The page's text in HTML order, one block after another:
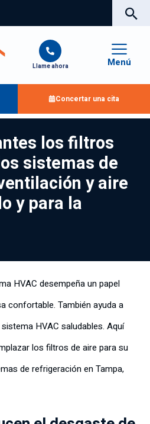
Llame ahora Menú
Concertar una cita
los filtros
sistemas de
y aire
y para la
HVAC desempeña un papel
confortable. También ayuda a
HVAC saludables. Aquí
los filtros de aire para su
de refrigeración en Tampa,